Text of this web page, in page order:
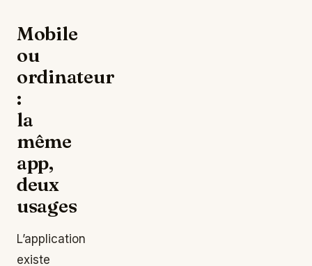
Mobile
ou
ordinateur
:
la
même
app,
deux
usages
L’application
existe